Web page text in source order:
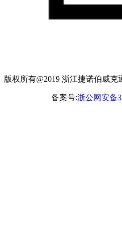
版权所有@2019 浙江捷诺伯威克
备案号:浙公网安备